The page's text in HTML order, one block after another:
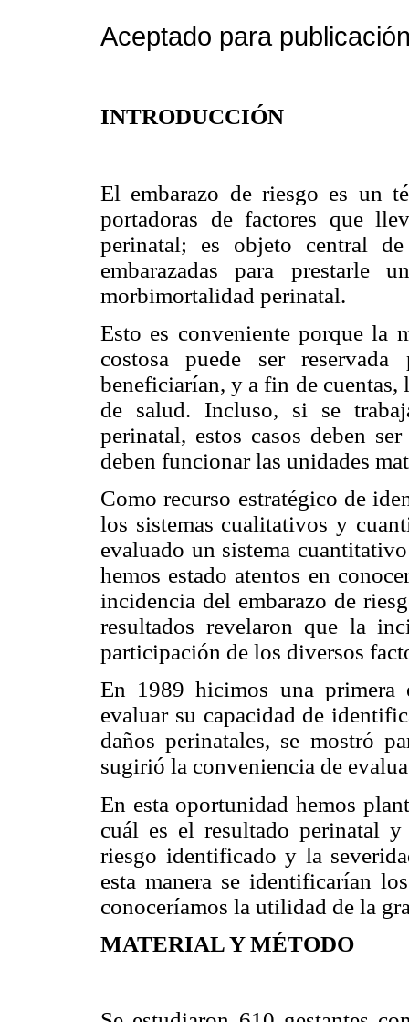
Aceptado para
INTRODUCCIÓN
El embarazo de riesgo es un
portadoras de factores que
perinatal; es objeto central
embarazadas para
morbimortalidad perinatal.
Esto es conveniente porque la
costosa puede ser
beneficiarían, y a fin de cuentas,
de salud. Incluso, si se
perinatal, estos casos deben
deben funcionar las unidades
Como recurso estratégico de
los sistemas cualitativos y
evaluado un sistema
hemos estado atentos en
incidencia del embarazo de
resultados revelaron que la
participación de los diversos
En 1989 hicimos una primera
evaluar su capacidad de
daños perinatales, se mostró
sugirió la conveniencia de
En esta oportunidad hemos
cuál es el resultado perinatal
riesgo identificado y la
esta manera se identificarían
conoceríamos la utilidad de la
MATERIAL Y MÉTODO